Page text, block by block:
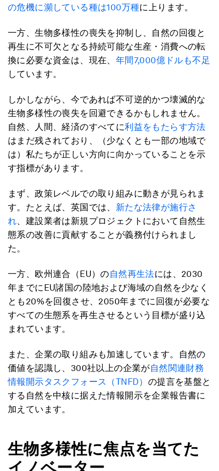
の危機に瀕している種は100万種に上ります。
一方、生物多様性の喪失を抑制し、自然の回復と
再生に不可欠となる持続可能な生産・消費への転
換に必要な資金は、現在、 年間7,000億ドルも不足
しています。
しかしながら、今であれば不可逆的かつ壊滅的な
生物多様性の喪失を回避できるかもしれません。
自然、人間、経済のすべてに利益をもたらす方法
はまだ残されており、（少なくとも一部の地域で
は）私たちが正しい方向に向かっていることを示
す指標があります。
まず、政策レベルでの取り組みに動きが見られま
す。たとえば、英国では、 新たな法律が施行さ
れ、建設業者は新規プロジェクトにおいて自然生
態系の改善に貢献することが義務付けられまし
た。
一方、欧州連合（EU）の自然再生法には、2030
年までにEU諸国の陸地および海域の自然を少なく
とも20%を回復させ、2050年までに回復が必要な
すべての生態系を再生させるという目標が盛り込
まれています。
また、企業の取り組みも加速しています。自然の
価値を認識し、300社以上の企業が自然関連財務
情報開示タスクフォース（TNFD） の提言を基盤と
する自然を中核に据えた情報開示を企業報告書に
加えています。
生物多様性に焦点を当てた